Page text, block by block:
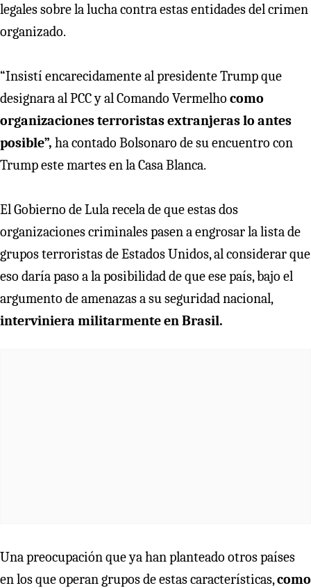
legales sobre la lucha contra estas entidades del crimen
organizado.
“Insistí encarecidamente al presidente Trump que
designara al PCC y al Comando Vermelho como
organizaciones terroristas extranjeras lo antes
posible”, ha contado Bolsonaro de su encuentro con
Trump este martes en la Casa Blanca.
El Gobierno de Lula recela de que estas dos
organizaciones criminales pasen a engrosar la lista de
grupos terroristas de Estados Unidos, al considerar que
eso daría paso a la posibilidad de que ese país, bajo el
argumento de amenazas a su seguridad nacional,
interviniera militarmente en Brasil.
Una preocupación que ya han planteado otros países
en los que operan grupos de estas características,como